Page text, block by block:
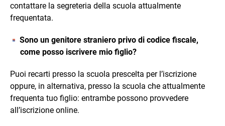
contattare la segreteria della scuola attualmente
frequentata.
Sono un genitore straniero privo di codice fiscale,
come posso iscrivere mio figlio?
Puoi recarti presso la scuola prescelta per l’iscrizione
oppure, in alternativa, presso la scuola che attualmente
frequenta tuo figlio: entrambe possono provvedere
all’iscrizione online.